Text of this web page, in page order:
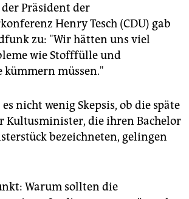
Präsident der
Henry Tesch (CDU) gab
zu: "Wir hätten uns viel
wie Stofffülle und
kümmern müssen."
nicht wenig Skepsis, ob die späte
Kultusminister, die ihren Bachelor
bezeichneten, gelingen
Warum sollten die